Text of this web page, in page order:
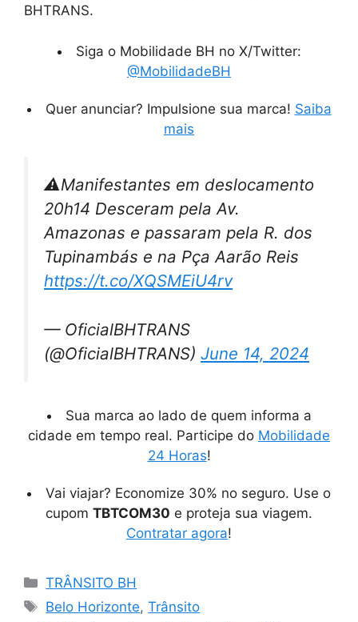
BHTRANS.
Siga o Mobilidade BH no X/Twitter:
@MobilidadeBH
Quer anunciar? Impulsione sua marca! Saiba
mais
⚠️Manifestantes em deslocamento
20h14 Desceram pela Av.
Amazonas e passaram pela R. dos
Tupinambás e na Pça Aarão Reis
https://t.co/XQSMEiU4rv
— OficialBHTRANS
(@OficialBHTRANS) June 14, 2024
Sua marca ao lado de quem informa a
cidade em tempo real. Participe do Mobilidade
24 Horas!
Vai viajar? Economize 30% no seguro. Use o
cupom TBTCOM30 e proteja sua viagem.
Contratar agora!
Categorias
TRÂNSITO BH
Tags
Belo Horizonte,Trânsito